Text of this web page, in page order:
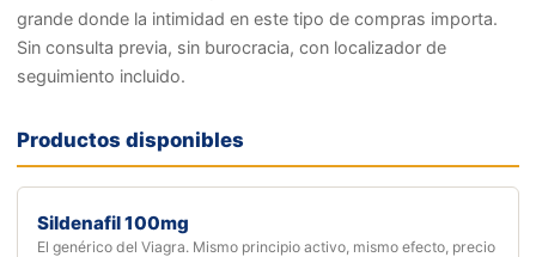
grande donde la intimidad en este tipo de compras importa.
Sin consulta previa, sin burocracia, con localizador de
seguimiento incluido.
Productos disponibles
Sildenafil 100mg
El genérico del Viagra. Mismo principio activo, mismo efecto, precio